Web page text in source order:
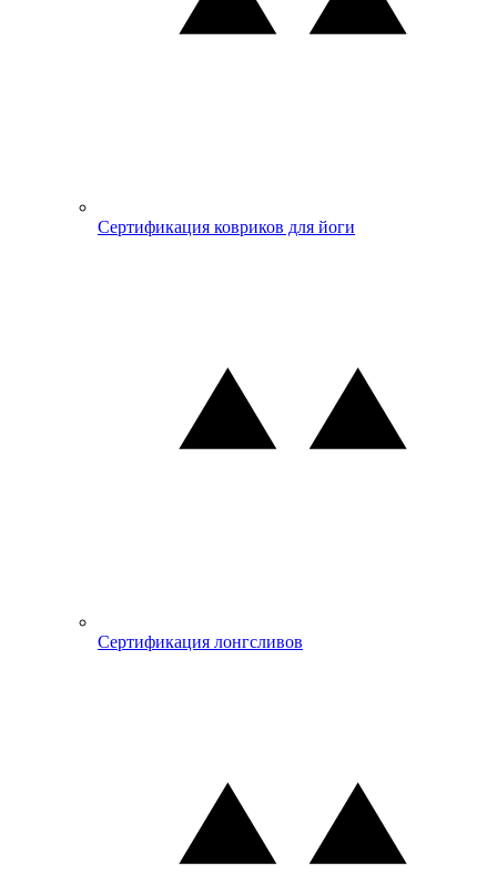
Сертификация ковриков для йоги
Сертификация лонгсливов